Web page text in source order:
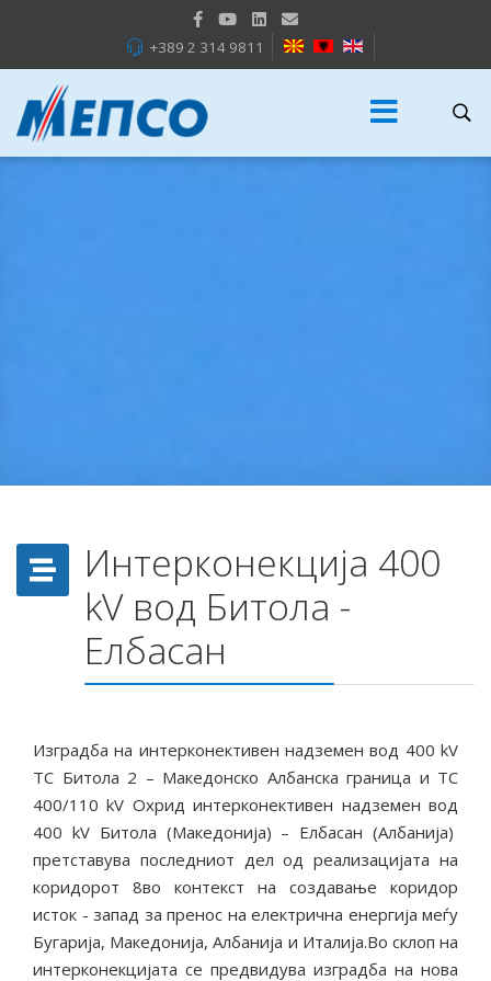
+389 2 314 9811
Интерконекција 400
kV вод Битола -
Елбасан
Изградба на интерконективен надземен вод 400 kV
ТС Битола 2 – Македонско Албанска граница и ТС
400/110 kV Охрид интерконективен надземен вод
400 kV Битола (Македонија) – Елбасан (Албанија)
претставува последниот дел од реализацијата на
коридорот 8во контекст на создавање коридор
исток - запад за пренос на електрична енергија меѓу
Бугарија, Македонија, Албанија и Италија.Во склоп на
интерконекцијата се предвидува изградба на нова